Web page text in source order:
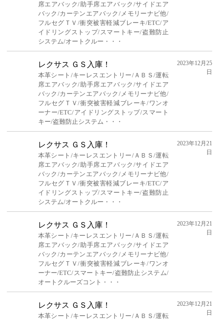
席エアバック/助手席エアバック/サイドエア
バック/カーテンエアバック/メモリーナビ他/
フルセグＴＶ/衝突被害軽減ブレーキ/ETC/ア
イドリングストップ/スマートキー/盗難防止
システム/オートクルー・・・
レクサス ＧＳ入庫！
本革シート/キーレスエントリー/ＡＢＳ/運転
席エアバック/助手席エアバック/サイドエア
バック/カーテンエアバック/メモリーナビ他/
フルセグＴＶ/衝突被害軽減ブレーキ/ワンオ
ーナー/ETC/アイドリングストップ/スマート
キー/盗難防止システム・・・
2023年12月25
日
レクサス ＧＳ入庫！
本革シート/キーレスエントリー/ＡＢＳ/運転
席エアバック/助手席エアバック/サイドエア
バック/カーテンエアバック/メモリーナビ他/
フルセグＴＶ/衝突被害軽減ブレーキ/ETC/ア
イドリングストップ/スマートキー/盗難防止
システム/オートクルー・・・
2023年12月21
日
レクサス ＧＳ入庫！
本革シート/キーレスエントリー/ＡＢＳ/運転
席エアバック/助手席エアバック/サイドエア
バック/カーテンエアバック/メモリーナビ他/
フルセグＴＶ/衝突被害軽減ブレーキ/ワンオ
ーナー/ETC/スマートキー/盗難防止システム/
オートクルーズコント・・・
2023年12月21
日
レクサス ＧＳ入庫！
本革シート/キーレスエントリー/ＡＢＳ/運転
2023年12月21
日